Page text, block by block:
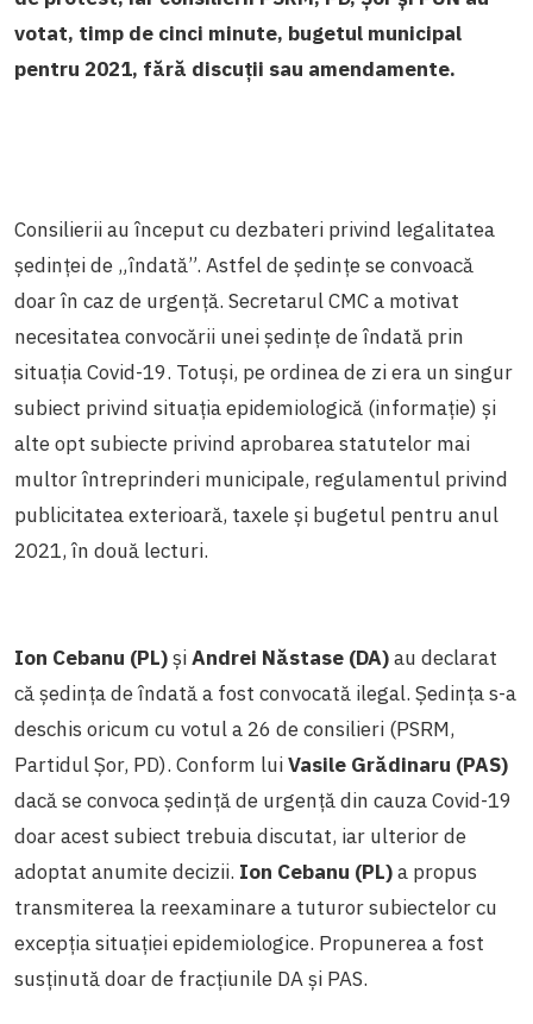
votat, timp de cinci minute, bugetul municipal
pentru 2021, fără discuții sau amendamente.
Consilierii au început cu dezbateri privind legalitatea
ședinței de „îndată”. Astfel de ședințe se convoacă
doar în caz de urgență. Secretarul CMC a motivat
necesitatea convocării unei ședințe de îndată prin
situația Covid-19. Totuși, pe ordinea de zi era un singur
subiect privind situația epidemiologică (informație) și
alte opt subiecte privind aprobarea statutelor mai
multor întreprinderi municipale, regulamentul privind
publicitatea exterioară, taxele și bugetul pentru anul
2021, în două lecturi.
Ion Cebanu (PL)șiAndrei Năstase (DA)au declarat
că ședința de îndată a fost convocată ilegal. Ședința s-a
deschis oricum cu votul a 26 de consilieri (PSRM,
Partidul Șor, PD). Conform luiVasile Grădinaru (PAS)
dacă se convoca ședință de urgență din cauza Covid-19
doar acest subiect trebuia discutat, iar ulterior de
adoptat anumite decizii. Ion Cebanu (PL)a propus
transmiterea la reexaminare a tuturor subiectelor cu
excepția situației epidemiologice. Propunerea a fost
susținută doar de fracțiunile DA și PAS.